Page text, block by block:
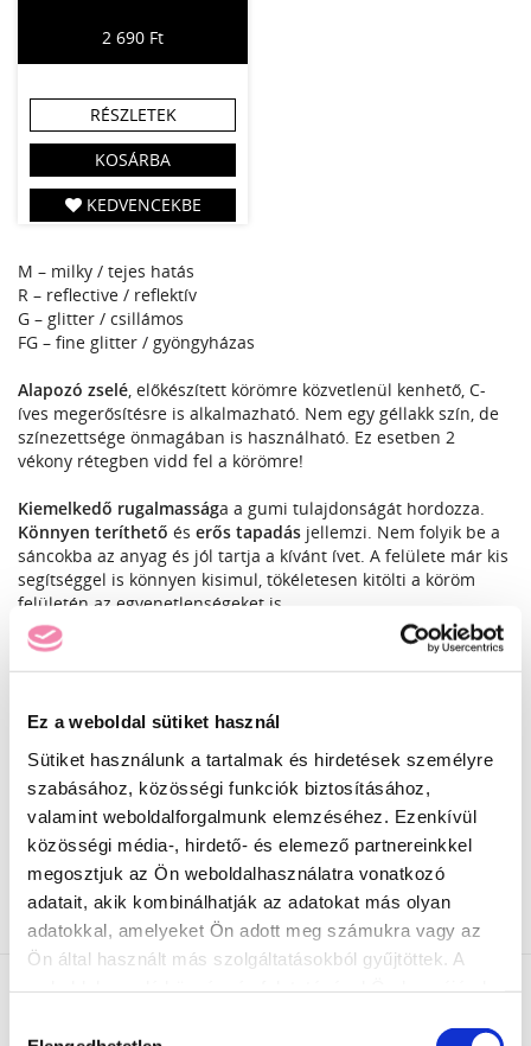
Ez a weboldal sütiket használ
Sütiket használunk a tartalmak és hirdetések személyre
szabásához, közösségi funkciók biztosításához,
valamint weboldalforgalmunk elemzéséhez. Ezenkívül
közösségi média-, hirdető- és elemező partnereinkkel
megosztjuk az Ön weboldalhasználatra vonatkozó
adatait, akik kombinálhatják az adatokat más olyan
adatokkal, amelyeket Ön adott meg számukra vagy az
Ön által használt más szolgáltatásokból gyűjtöttek. A
2 690 Ft
RÉSZLETEK
KOSÁRBA
KEDVENCEKBE
M – milky / tejes hatás
R – reflective / reflektív
G – glitter / csillámos
FG – fine glitter / gyöngyházas
Alapozó zselé, előkészített körömre közvetlenül kenhető, C-
íves megerősítésre is alkalmazható. Nem egy géllakk szín, de
színezettsége önmagában is használható. Ez esetben 2
vékony rétegben vidd fel a körömre!
Kiemelkedő rugalmassága a gumi tulajdonságát hordozza.
Könnyen teríthető és erős tapadás jellemzi. Nem folyik be a
sáncokba az anyag és jól tartja a kívánt ívet. A felülete már kis
segítséggel is könnyen kisimul, tökéletesen kitölti a köröm
felületén az egyenetlenségeket is.
Igazán meggyorsítja a munkafolyamatot, mind azért, mert
gyors tempót diktálhatsz vele, de azért is, mert a géllakk szín
a TopFlow Free termékcsaládot.
A mechanikai hatásoknak jobban ellenáll, mivel jól
alkalmazkodik a természetes köröm mozgásaihoz. Strapabíró,
mégis rendkívül kényelmes viselet.